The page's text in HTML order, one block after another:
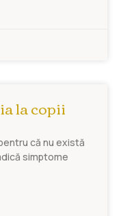
la copii
că nu există
simptome